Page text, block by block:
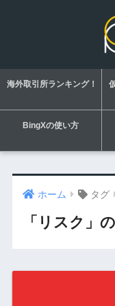
海外取引所ランキング！
BingXの使い方
ホーム タグ
「リスク」